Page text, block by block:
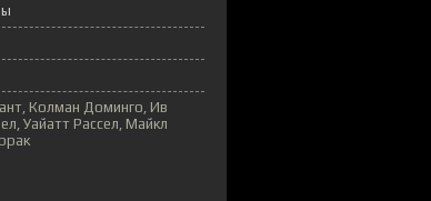
Колман Доминго, Ив
Уайатт Рассел, Майкл